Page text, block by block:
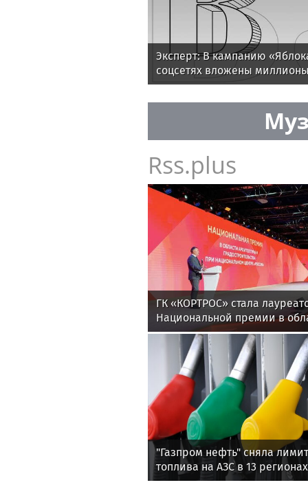
Эксперт: В кампанию
соцсетях вложены
Rss.plus
ГК «КОРТРОС» стала
Национальной премии в
и градостроительства за
«Академический»
"Газпром нефть" сняла
топлива на АЗС в 13 регионах